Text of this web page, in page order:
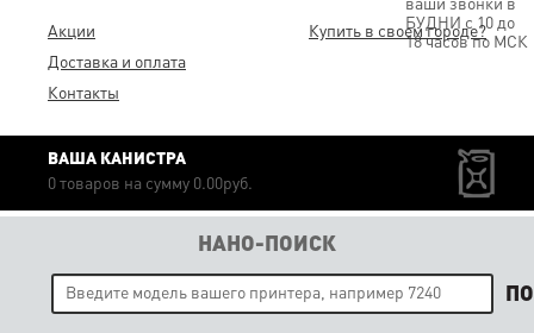
Акции
Доставка и оплата
Контакты
БУДНИ с 10 до
18 часов по МСК
Купить в своем городе?
ВАША КАНИСТРА
0 товаров на сумму 0.00руб.
НАНО-ПОИСК